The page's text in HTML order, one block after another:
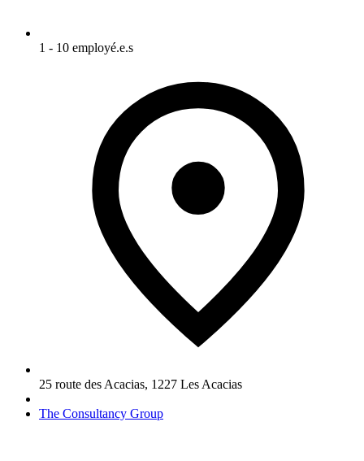
1 - 10 employé.e.s
25 route des Acacias, 1227 Les Acacias
The Consultancy Group